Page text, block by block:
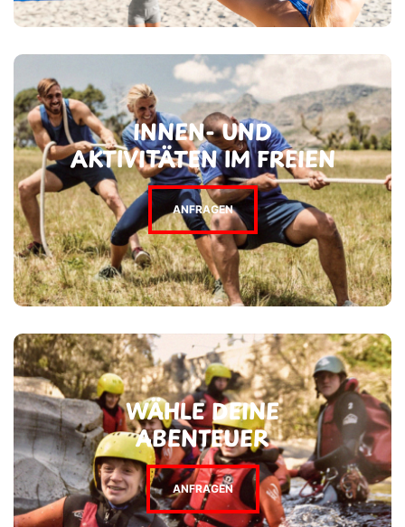
INNEN- UND
AKTIVITÄTEN IM FREIEN
ANFRAGEN
WÄHLE DEINE
ABENTEUER
ANFRAGEN